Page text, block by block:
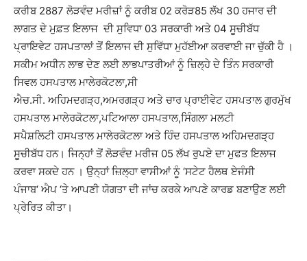
ਕਰੀਬ 2887 ਲੋੜਵੰਦ ਮਰੀਜ਼ਾਂ ਨੂੰ ਕਰੀਬ 02 ਕਰੋੜ85 ਲੱਖ 30 ਹਜਾਰ ਦੀ
ਲਾਗਤ ਦੇ ਮੁਫ਼ਤ ਇਲਾਜ ਦੀ ਸੁਵਿਧਾ 03 ਸਰਕਾਰੀ ਅਤੇ 04 ਸੂਚੀਬੱਧ
ਪ੍ਰਾਇਵੇਟ ਹਸਪਤਾਲਾਂ ਤੋਂ ਇਲਾਜ ਦੀ ਸੁਵਿੱਧਾ ਮੁਹੱਈਆ ਕਰਵਾਈ ਜਾ ਚੁੱਕੀ ਹੈ ।
ਸਕੀਮ ਅਧੀਨ ਲਾਭ ਦੇਣ ਲਈ ਲਾਭਪਾਤਰੀਆਂ ਨੂੰ ਜ਼ਿਲ੍ਹੇ ਦੇ ਤਿੰਨ ਸਰਕਾਰੀ
ਸਿਵਲ ਹਸਪਤਾਲ ਮਾਲੇਰਕੋਟਲਾ,ਸੀ
ਐਚ.ਸੀ. ਅਹਿਮਦਗੜ੍ਹ,ਅਮਰਗੜ੍ਹ ਅਤੇ ਚਾਰ ਪ੍ਰਾਈਵੇਟ ਹਸਪਤਾਲ ਗੁਰਮੁੱਖ
ਹਸਪਤਾਲ ਮਾਲੇਰਕੋਟਲਾ,ਪਟਿਆਲਾ ਹਸਪਤਾਲ,ਸਿੰਗਲਾ ਮਲਟੀ
ਸਪੈਸ਼ਲਿਟੀ ਹਸਪਤਾਲ ਮਾਲੇਰਕੋਟਲਾ ਅਤੇ ਹਿੰਦ ਹਸਪਤਾਲ ਅਹਿਮਦਗੜ੍ਹ
ਸੂਚੀਬੱਧ ਹਨ। ਜਿਨ੍ਹਾਂ ਤੋਂ ਲੋੜਵੰਦ ਮਰੀਜ 05 ਲੱਖ ਰੁਪਏ ਦਾ ਮੁਫਤ ਇਲਾਜ
ਕਰਵਾ ਸਕਦੇ ਹਨ । ਉਨ੍ਹਾਂ ਜ਼ਿਲ੍ਹਾ ਵਾਸੀਆਂ ਨੂੰ ‘ਸਟੇਟ ਹੈਲਥ ਏਜੰਸੀ
ਪੰਜਾਬ‘ ਐਪ ‘ਤੇ ਆਪਣੀ ਯੋਗਤਾ ਦੀ ਜਾਂਚ ਕਰਕੇ ਆਪਣੇ ਕਾਰਡ ਬਣਾਉਣ ਲਈ
ਪ੍ਰੇਰਿਤ ਕੀਤਾ।